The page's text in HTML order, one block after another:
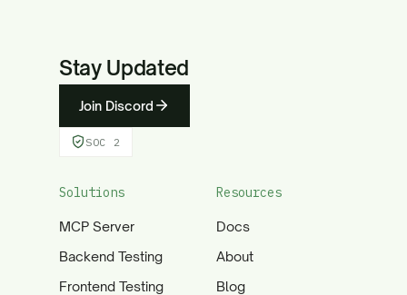
Stay Updated
Join Discord
SOC 2
Solutions
MCP Server
Backend Testing
Frontend Testing
Resources
Docs
About
Blog